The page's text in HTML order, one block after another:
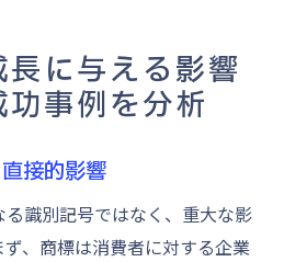
に与える影響
事例を分析
接的影響
識別記号ではなく、重大な影
、商標は消費者に対する企業